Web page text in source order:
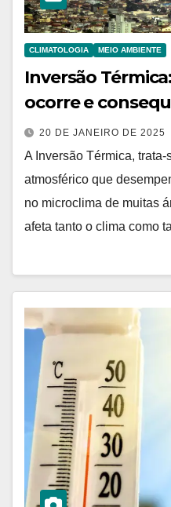
CLIMATOLOGIA MEIO AMBIENTE
Inversão
ocorre e
20 DE JANEIRO DE 2025
A Inversão Térmica,
atmosférico que
no microclima de muitas
afeta tanto o clima como